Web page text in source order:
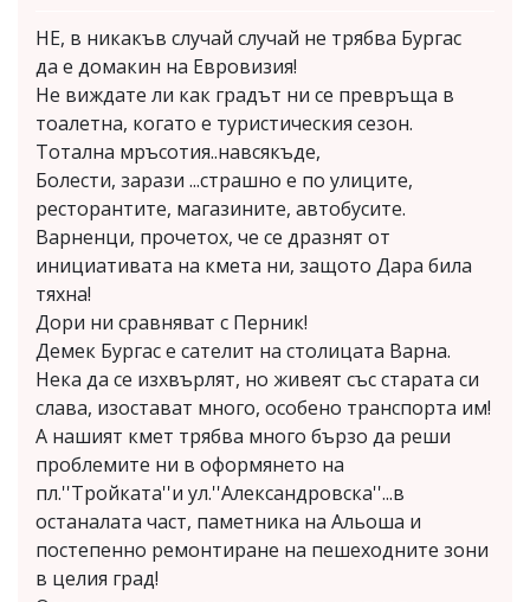
НЕ, в никакъв случай случай не трябва Бургас
да е домакин на Евровизия!
Не виждате ли как градът ни се превръща в
тоалетна, когато е туристическия сезон.
Тотална мръсотия..навсякъде,
Болести, зарази ...страшно е по улиците,
ресторантите, магазините, автобусите.
Варненци, прочетох, че се дразнят от
инициативата на кмета ни, защото Дара била
тяхна!
Дори ни сравняват с Перник!
Демек Бургас е сателит на столицата Варна.
Нека да се изхвърлят, но живеят със старата си
слава, изостават много, особено транспорта им!
А нашият кмет трябва много бързо да реши
проблемите ни в оформянето на
пл.''Тройката''и ул.''Александровска''...в
останалата част, паметника на Альоша и
постепенно ремонтиране на пешеходните зони
в целия град!